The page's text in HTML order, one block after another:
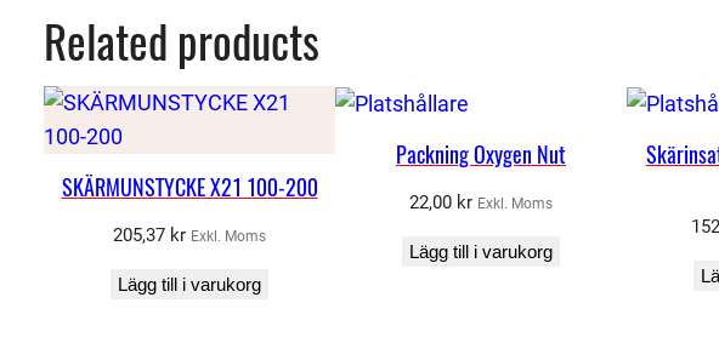
Related products
SKÄRMUNSTYCKE X21 100-200
205,37 kr Exkl. Moms
Lägg till i varukorg
Packning Oxygen Nut
22,00 kr Exkl. Moms
Lägg till i varukorg